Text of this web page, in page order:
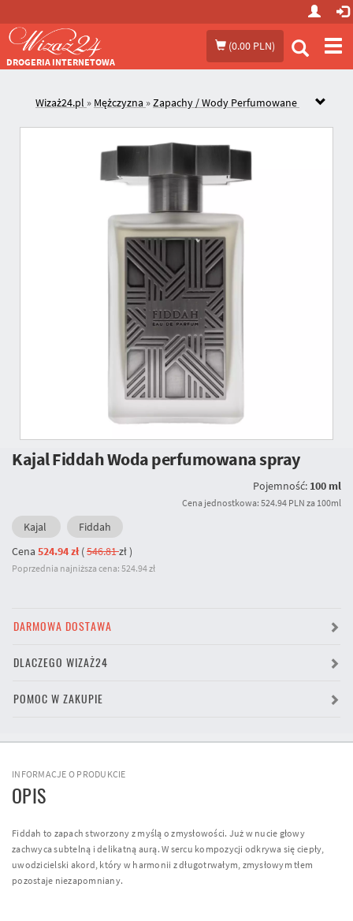
(0.00 PLN)
DROGERIA INTERNETOWA
Wizaż24.pl » Mężczyzna »Zapachy / Wody Perfumowane
Kajal Fiddah Woda perfumowana spray
Pojemność: 100 ml
Cena jednostkowa: 524.94 PLN za 100ml
Kajal
Fiddah
Cena 524.94 zł(546.81zł)
Poprzednia najniższa cena: 524.94 zł
DARMOWA DOSTAWA
DLACZEGO WIZAŻ24
POMOC W ZAKUPIE
INFORMACJE O PRODUKCIE
OPIS
Fiddah to zapach stworzony z myślą o zmysłowości. Już w nucie głowy
zachwyca subtelną i delikatną aurą. W sercu kompozycji odkrywa się ciepły,
uwodzicielski akord, który w harmonii z długotrwałym, zmysłowym tłem
pozostaje niezapomniany.